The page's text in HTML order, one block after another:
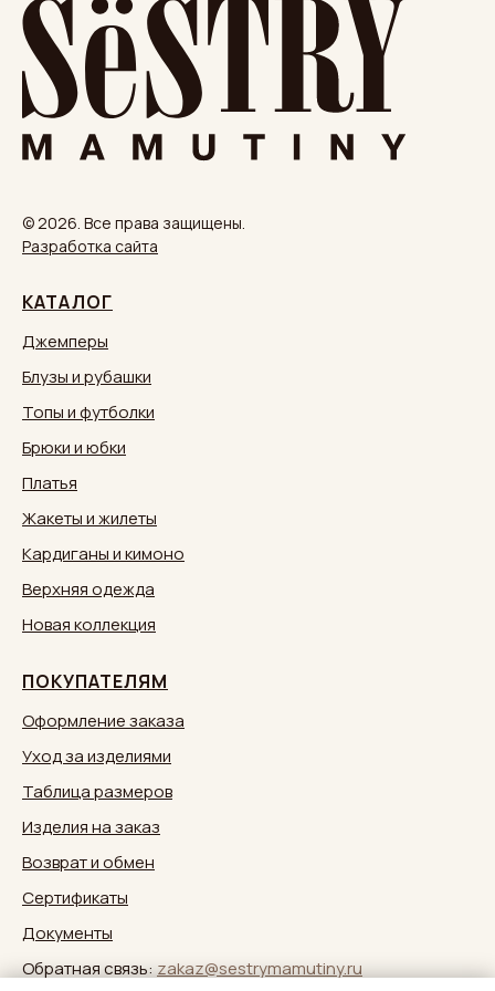
© 2026. Все права защищены.
Разработка сайта
КАТАЛОГ
Джемперы
Блузы и рубашки
Топы и футболки
Брюки и юбки
Платья
Жакеты и жилеты
Кардиганы и кимоно
Верхняя одежда
Новая коллекция
ПОКУПАТЕЛЯМ
Оформление заказа
Уход за изделиями
Таблица размеров
Изделия на заказ
Возврат и обмен
Сертификаты
Документы
Обратная связь: zakaz@sestrymamutiny.ru